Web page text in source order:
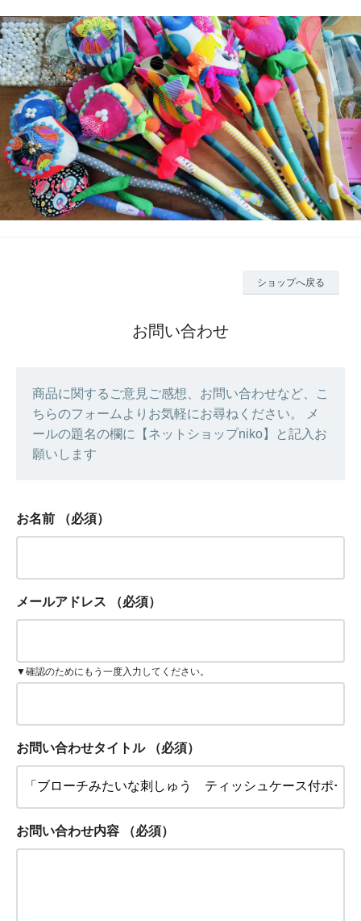
ショップへ戻る
お問い合わせ
商品に関するご意見ご感想、お問い合わせなど、こ
ちらのフォームよりお気軽にお尋ねください。 メ
ールの題名の欄に【ネットショップniko】と記入お
願いします
お名前 （必須）
メールアドレス （必須）
▼確認のためにもう一度入力してください。
お問い合わせタイトル （必須）
お問い合わせ内容 （必須）